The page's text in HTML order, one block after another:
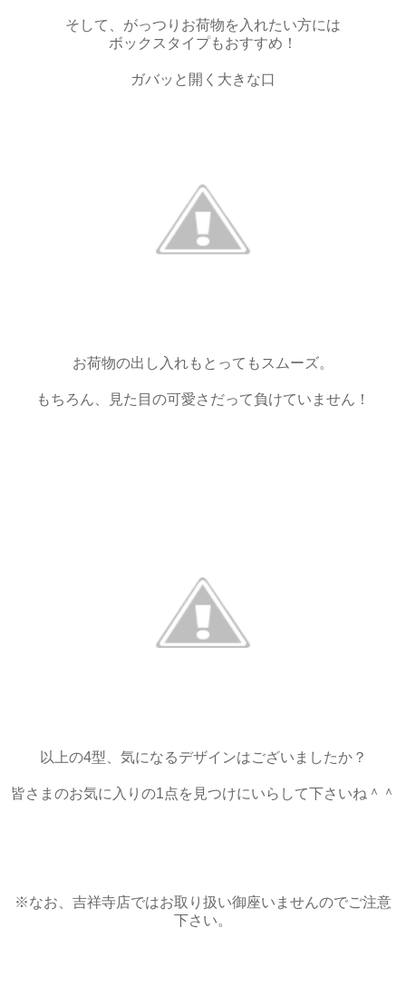
そして、がっつりお荷物を入れたい方には
ボックスタイプもおすすめ！
ガバッと開く大きな口
お荷物の出し入れもとってもスムーズ。
もちろん、見た目の可愛さだって負けていません！
以上の4型、気になるデザインはございましたか？
皆さまのお気に入りの1点を見つけにいらして下さいね＾＾
※なお、吉祥寺店ではお取り扱い御座いませんのでご注意
下さい。